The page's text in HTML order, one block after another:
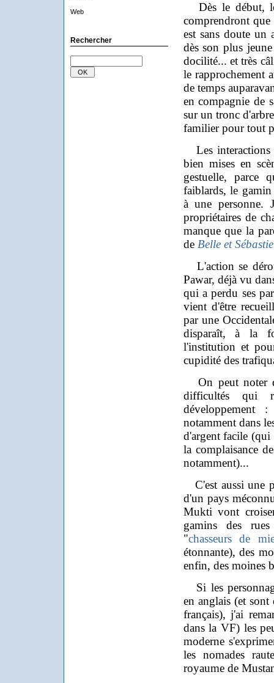
Web
Rechercher
Dès le début,
comprendront que
est sans doute un
dès son plus
docilité... et très
le rapprochement
de temps
en compagnie de
sur un tronc
familier pour tout
Les interactions
bien mises en
gestuelle, parce
faiblards, le gamin
à une personne.
propriétaires de
manque que la
de Belle et
L'action se
Pawar, déjà vu
qui a perdu ses
vient d'être
par une
disparaît, à la
l'institution et
cupidité des
On peut noter
difficultés qui
développement
notamment dans
d'argent facile (qui
la complaisance
notamment)...
C'est aussi une
d'un pays
Mukti vont
gamins des
"chasseurs de
étonnante), des
enfin, des moines
Si les
en anglais (et
français), j'ai
dans la VF) les
moderne
les nomades
royaume de